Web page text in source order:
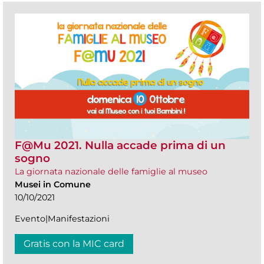
F@Mu 2021. Nulla accade prima di un
sogno
La giornata nazionale delle famiglie al museo
Musei in Comune
10/10/2021
Evento|Manifestazioni
Gratis con la MIC card